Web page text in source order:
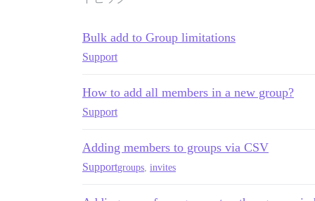
Bulk add to Group limitations
Support
How to add all members in a new group?
Support
Adding members to groups via CSV
Supportgroups invites